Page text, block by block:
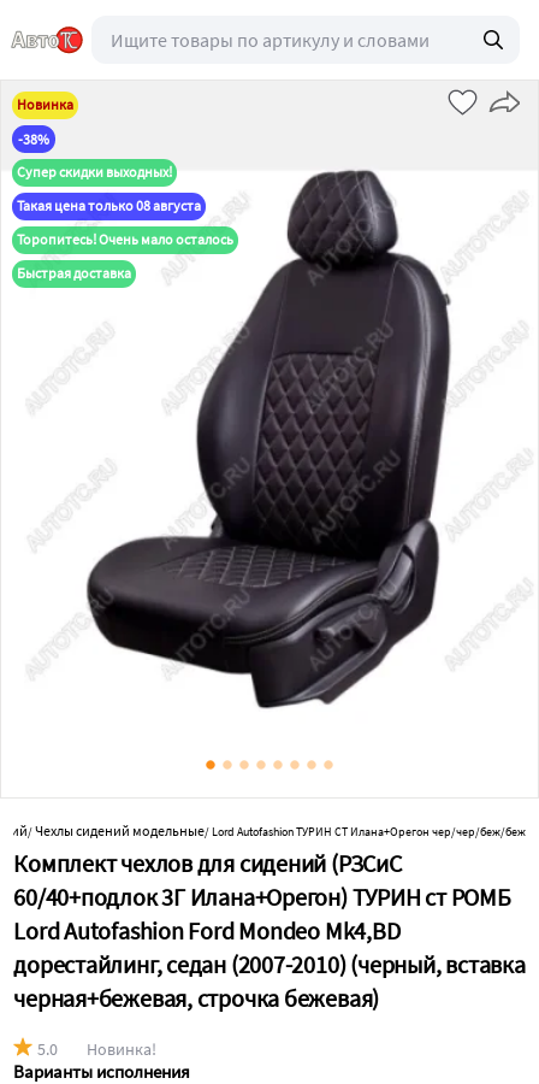
Новинка
-38%
Супер скидки выходных!
Такая цена только 08 августа
Торопитесь! Очень мало осталось
Быстрая доставка
/Чехлы сидений модельные/ Lord Autofashion ТУРИН СТ Илана+Орегон чер/чер/беж/беж
Комплект чехлов для сидений (РЗСиС
60/40+подлок 3Г Илана+Орегон) ТУРИН ст РОМБ
Lord Autofashion Ford Mondeo Mk4,BD
дорестайлинг, седан (2007-2010) (черный, вставка
черная+бежевая, строчка бежевая)
5.0 Новинка!
Варианты исполнения